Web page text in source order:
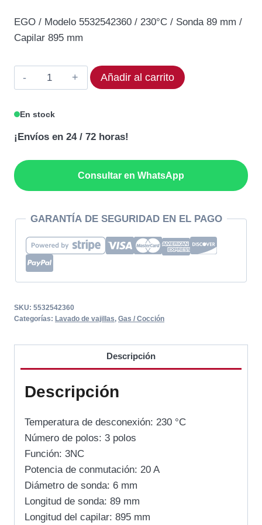
original
228,83€.174,35€.
EGO / Modelo 5532542360 / 230°C / Sonda 89 mm /
Capilar 895 mm
Termostato
EGO
Rango
230°C
Añadir al carrito
En stock
¡Envíos en 24 / 72 horas!
Consultar en WhatsApp
GARANTÍA DE SEGURIDAD EN EL PAGO
SKU: 5532542360
Categorías: Lavado de vajillas, Gas / Cocción
Descripción
Descripción
Temperatura de desconexión: 230 °C
Número de polos: 3 polos
Función: 3NC
Potencia de conmutación: 20 A
Diámetro de sonda: 6 mm
Longitud de sonda: 89 mm
Longitud del capilar: 895 mm